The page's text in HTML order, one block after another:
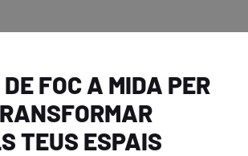
FOC A MIDA PER
TEUS ESPAIS